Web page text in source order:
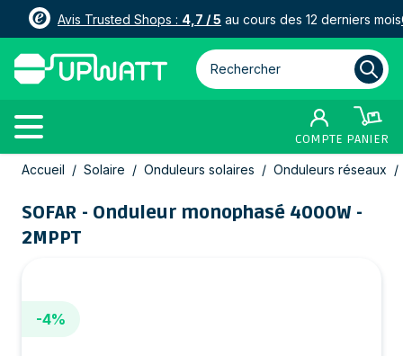
Avis Trusted Shops : 4,7 / 5 au cours des 12 derniers mois
Rechercher parmi plus de
COMPTE PANIER
Allez au contenu
Accueil / Solaire / Onduleurs solaires / Onduleurs réseaux /
SOFAR - Onduleur monophasé 4000W -
2MPPT
-4%